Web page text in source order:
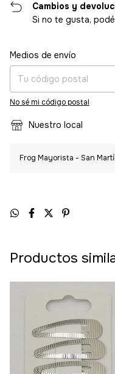
Cambios y
Si no te gusta,
Entregas para el CP:
Medios de envío
No sé mi código postal
Nuestro local
Frog Mayorista - San
Productos